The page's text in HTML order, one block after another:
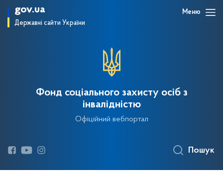
gov.ua
Державні сайти України
Меню
Фонд соціального захисту осіб з
інвалідністю
Офіційний вебпортал
Пошук